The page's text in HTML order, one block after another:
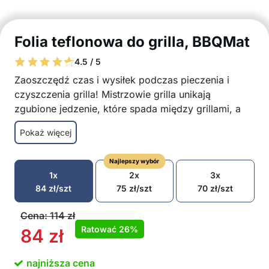
Folia teflonowa do grilla, BBQMat
4.5 / 5
Zaoszczędź czas i wysiłek podczas pieczenia i
czyszczenia grilla! Mistrzowie grilla unikają
zgubione jedzenie, które spada między grillami, a
po pikniku bez irytującego tarcia pozostawiają grill
czysty, jak przed pieczeniem. Od teraz mata do
grillowania będzie niezbędnym dodatkiem do grilla i
początkiem wielu gorących debat w kręgu
skwierczącego mięsa.
5 nieprzywierających podstaw grillowych
Wyjątkowa neprzywierająca podstawa do
pieczenia
Brak utraty oleju, marynaty i żywności między
Pokaż więcej
1x
84 zł/szt
Najlepszy wybór
2x
75 zł/szt
3x
70 zł/szt
Cena:114zł
84 zł Ratować 26%
najniższa cena